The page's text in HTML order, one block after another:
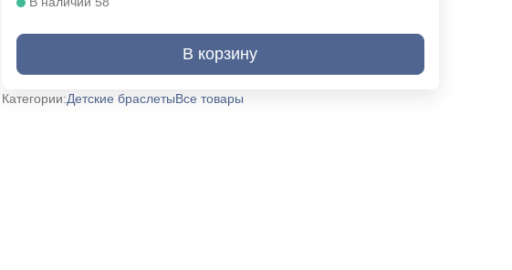
В корзину
Категории:Детские браслетыВсе товары